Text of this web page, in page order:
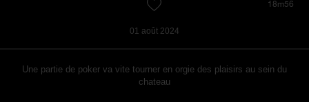
18m56
01 août 2024
Une partie de poker va vite tourner en orgie des plaisirs au sein du
chateau